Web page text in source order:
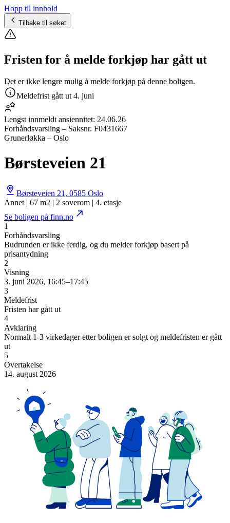
Hopp til innhold
Tilbake til søket
Fristen for å melde forkjøp har gått ut
Det er ikke lengre mulig å melde forkjøp på denne boligen.
Meldefrist gått ut 4. juni
Lengst innmeldt ansiennitet: 24.06.26
Forhåndsvarsling – Saksnr. F0431667
Grunerløkka – Oslo
Børsteveien 21
Børsteveien 21 , 0585 Oslo
Annet | 67 m2 | 2 soverom | 4. etasje
Se boligen på finn.no
1
Forhåndsvarsling
Budrunden er ikke ferdig, og du melder forkjøp basert på
prisantydning
2
Visning
3. juni 2026, 16:45–17:45
3
Meldefrist
Fristen har gått ut
4
Avklaring
Normalt 1-3 virkedager etter boligen er solgt og meldefristen er gått
ut
5
Overtakelse
14. august 2026